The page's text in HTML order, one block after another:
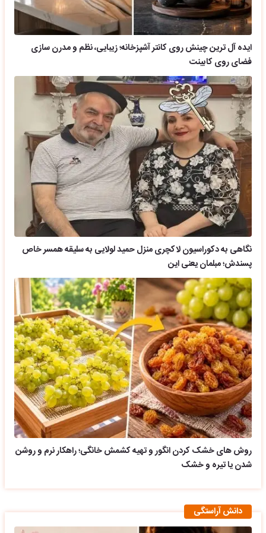
ایده آل ترین چینش روی کانتر آشپزخانه؛ زیبایی، نظم و مدرن سازی
فضای روی کابینت
نگاهی به دکوراسیون لاکچری منزل حمید لولایی به سلیقه همسر خاص
پسندش؛ مبلمان یعنی این
روش های خشک کردن انگور و تهیه کشمش خانگی؛ راهکار نرم و روشن
شدن یا تیره و خشک
دانش آراستگی